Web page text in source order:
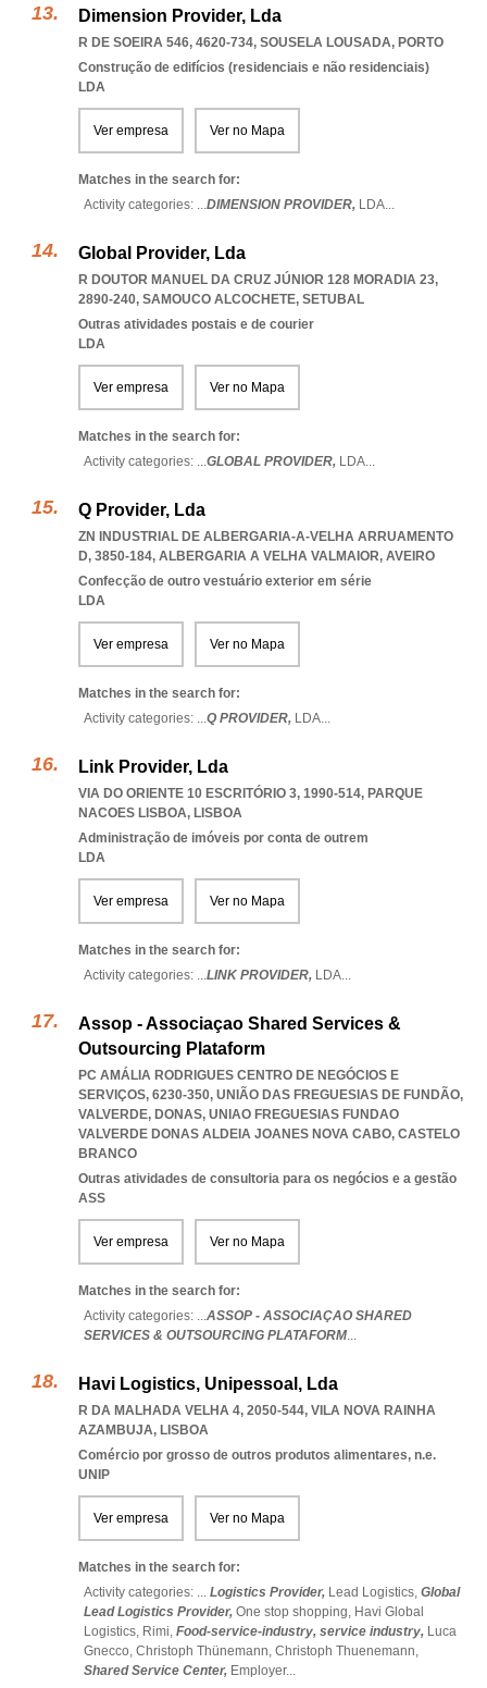
Dimension Provider, Lda
R DE SOEIRA 546, 4620-734, SOUSELA LOUSADA, PORTO
Construção de edifícios (residenciais e não residenciais)
LDA
Ver empresa Ver no Mapa
Matches in the search for:
Activity categories: ...DIMENSION PROVIDER, LDA...
Global Provider, Lda
R DOUTOR MANUEL DA CRUZ JÚNIOR 128 MORADIA 23,
2890-240, SAMOUCO ALCOCHETE, SETUBAL
Outras atividades postais e de courier
LDA
Ver empresa Ver no Mapa
Matches in the search for:
Activity categories: ...GLOBAL PROVIDER, LDA...
Q Provider, Lda
ZN INDUSTRIAL DE ALBERGARIA-A-VELHA ARRUAMENTO
D, 3850-184, ALBERGARIA A VELHA VALMAIOR, AVEIRO
Confecção de outro vestuário exterior em série
LDA
Ver empresa Ver no Mapa
Matches in the search for:
Activity categories: ...Q PROVIDER, LDA...
Link Provider, Lda
VIA DO ORIENTE 10 ESCRITÓRIO 3, 1990-514, PARQUE
NACOES LISBOA, LISBOA
Administração de imóveis por conta de outrem
LDA
Ver empresa Ver no Mapa
Matches in the search for:
Activity categories: ...LINK PROVIDER, LDA...
Assop - Associaçao Shared Services &
Outsourcing Plataform
PC AMÁLIA RODRIGUES CENTRO DE NEGÓCIOS E
SERVIÇOS, 6230-350, UNIÃO DAS FREGUESIAS DE FUNDÃO,
VALVERDE, DONAS, UNIAO FREGUESIAS FUNDAO
VALVERDE DONAS ALDEIA JOANES NOVA CABO, CASTELO
BRANCO
Outras atividades de consultoria para os negócios e a gestão
ASS
Ver empresa Ver no Mapa
Matches in the search for:
Activity categories: ...ASSOP - ASSOCIAÇAO SHARED
SERVICES & OUTSOURCING PLATAFORM...
Havi Logistics, Unipessoal, Lda
R DA MALHADA VELHA 4, 2050-544, VILA NOVA RAINHA
AZAMBUJA, LISBOA
Comércio por grosso de outros produtos alimentares, n.e.
UNIP
Ver empresa Ver no Mapa
Matches in the search for:
Activity categories: ... Logistics Provider, Lead Logistics, Global
Lead Logistics Provider, One stop shopping, Havi Global
Logistics, Rimi, Food-service-industry, service industry, Luca
Gnecco, Christoph Thünemann, Christoph Thuenemann,
Shared Service Center, Employer...